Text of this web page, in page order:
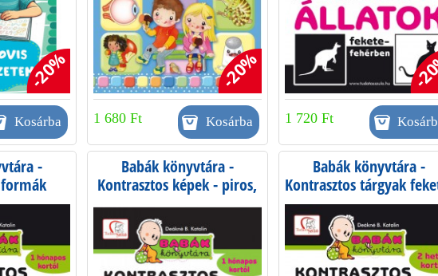
-20% -20%
1 680 Ft
-
1 720 Ft
-
Babák könyvtára -
Kontrasztos képek - piros,
fekete, fehér
Babák könyvtára -
Kontrasztos tárgyak
fehérben